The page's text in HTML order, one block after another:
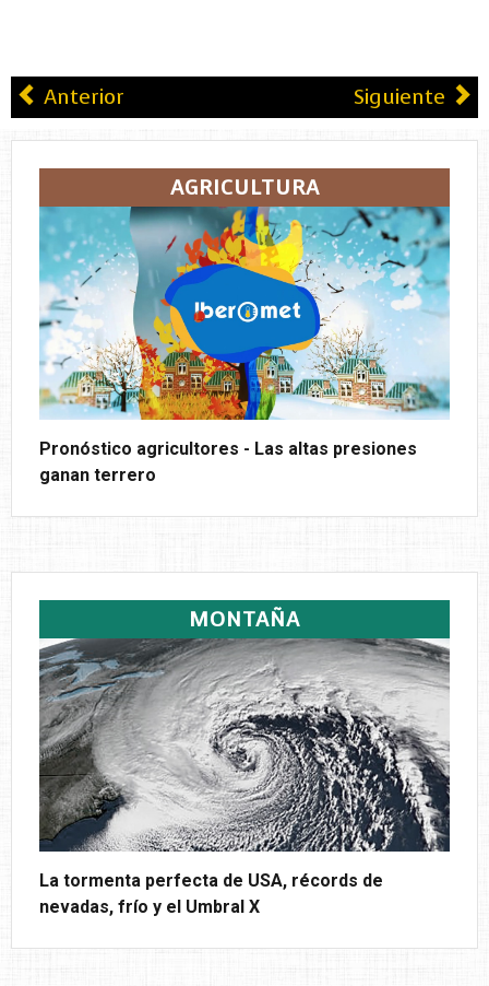
Anterior Siguiente
AGRICULTURA
Pronóstico agricultores - Las altas presiones
ganan terrero
MONTAÑA
La tormenta perfecta de USA, récords de
nevadas, frío y el Umbral X